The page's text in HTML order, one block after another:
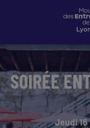
SOIRÉE
Jeudi 16